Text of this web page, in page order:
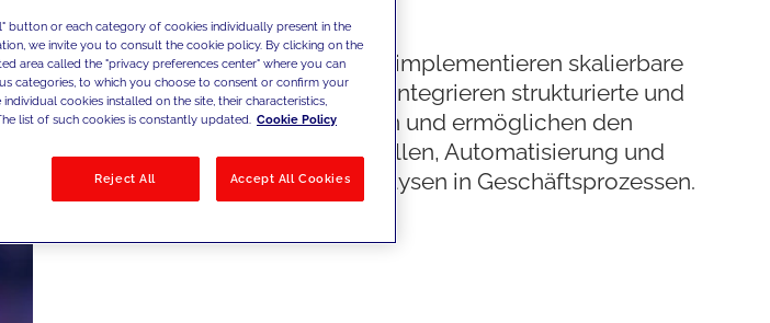
Wir konzipieren und implementieren skalierbare
Datenarchitekturen, integrieren strukturierte und
unstrukturierte Daten und ermöglichen den
Einsatz von KI-Modellen, Automatisierung und
fortschrittlichen Analysen in Geschäftsprozessen.
button or each category of cookies individually present in the
we invite you to consult the cookie policy. By clicking on the
area called the "privacy preferences center" where you can
categories, to which you choose to consent or confirm your
cookies installed on the site, their characteristics,
list of such cookies is constantly updated. Cookie Policy
Reject All Accept All Cookies